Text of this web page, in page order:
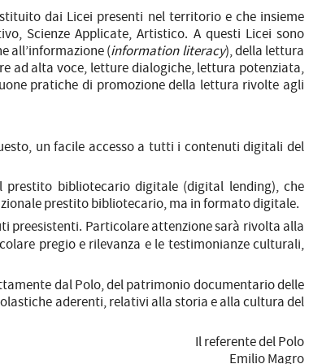
dai Licei presenti nel territorio e che insieme
Scienze Applicate, Artistico. A questi Licei sono
all’informazione (information literacy), della lettura
ad alta voce, letture dialogiche, lettura potenziata,
pratiche di promozione della lettura rivolte agli
un facile accesso a tutti i contenuti digitali del
bibliotecario digitale (digital lending), che
prestito bibliotecario, ma in formato digitale.
preesistenti. Particolare attenzione sarà rivolta alla
pregio e rilevanza e le testimonianze culturali,
dal Polo, del patrimonio documentario delle
aderenti, relativi alla storia e alla cultura del
Il referente del Polo
Emilio Magro